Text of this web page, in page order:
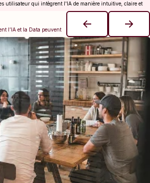
utilisateur qui intègrent l'IA de manière intuitive, claire et
l’IA et la Data peuvent